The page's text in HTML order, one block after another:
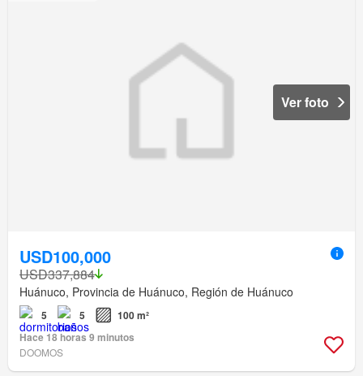
Ver foto
USD100,000
USD337,884
Huánuco, Provincia de Huánuco, Región de Huánuco
5 5
100 m²
Hace 18 horas 9 minutos
DOOMOS